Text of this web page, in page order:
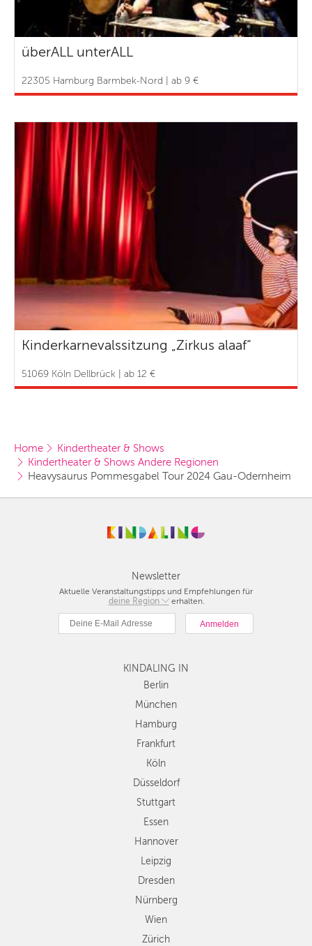
überALL unterALL
22305 Hamburg Barmbek-Nord | ab 9 €
Kinderkarnevalssitzung „Zirkus alaaf“
51069 Köln Dellbrück | ab 12 €
Home
Kindertheater & Shows
Kindertheater & Shows Andere Regionen
Heavysaurus Pommesgabel Tour 2024 Gau-Odernheim
Newsletter
Aktuelle Veranstaltungstipps und Empfehlungen für
deine Region
Berlin
München
Hamburg
Köln
Düsseldorf
Stuttgart
Essen
Dresden
Nürnberg
Wien
Zürich
Andere
Regionen
erhalten.
KINDALING IN
Berlin
München
Hamburg
Frankfurt
Köln
Düsseldorf
Stuttgart
Essen
Hannover
Leipzig
Dresden
Nürnberg
Wien
Zürich